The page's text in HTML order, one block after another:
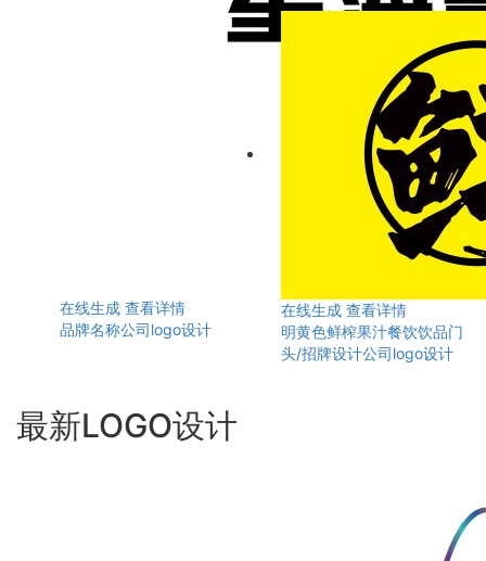
在线生成 查看详情
品牌名称公司logo设计
在线生成 查看详情
明黄色鲜榨果汁餐饮饮品门
头/招牌设计公司logo设计
最新LOGO设计